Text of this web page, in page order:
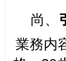
尚、
業務内